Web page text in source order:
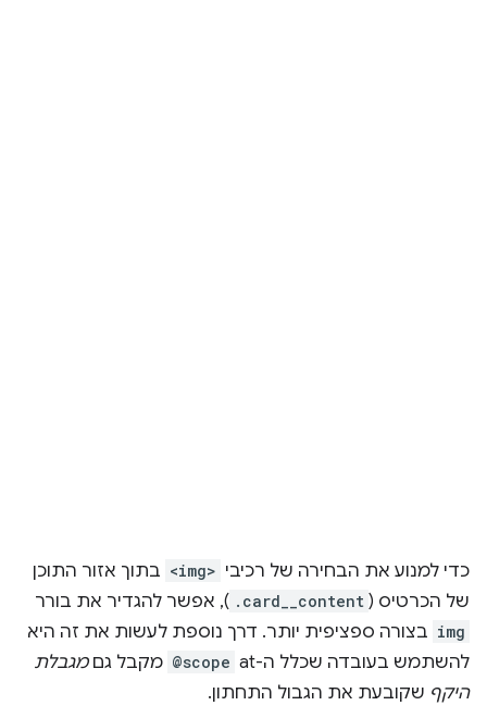
כדי למנוע את הבחירה של רכיבי <img> בתוך אזור התוכן
של הכרטיס ( .card__content ), אפשר להגדיר את בורר
img בצורה ספציפית יותר. דרך נוספת לעשות את זה היא
להשתמש בעובדה שכלל ה-at ‏
@scope מקבל גםמגבלת
היקף שקובעת את הגבול התחתון.